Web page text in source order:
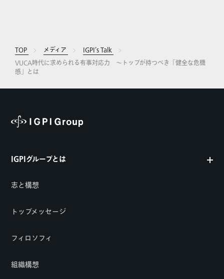
TOP メディア
IGPI’s Talk
VUCA時代に求められる有事対応力 ～トップが持つべき「健全な危機
感」とは
IGPIグループとは
志と構想
トップメッセージ
フィロソフィ
組織構想